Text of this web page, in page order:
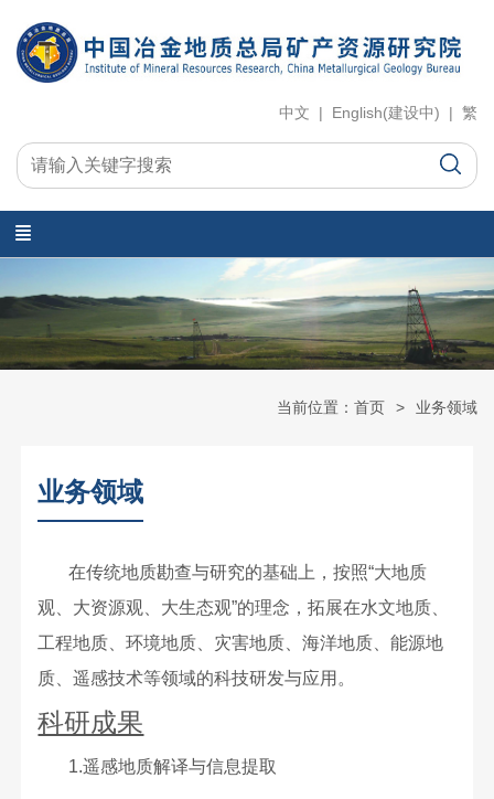
中文 | English(建设中) | 繁
当前位置：首页 业务领域
业务领域
在传统地质勘查与研究的基础上，按照“大地质
观、大资源观、大生态观”的理念，拓展在水文地质、
工程地质、环境地质、灾害地质、海洋地质、能源地
质、遥感技术等领域的科技研发与应用。
科研成果
1.遥感地质解译与信息提取